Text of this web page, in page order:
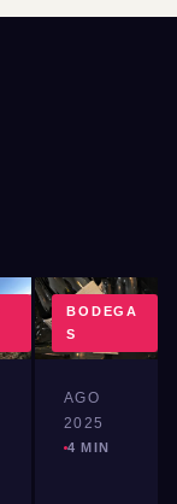
BODEGA
S
AGO
2025
4 MIN